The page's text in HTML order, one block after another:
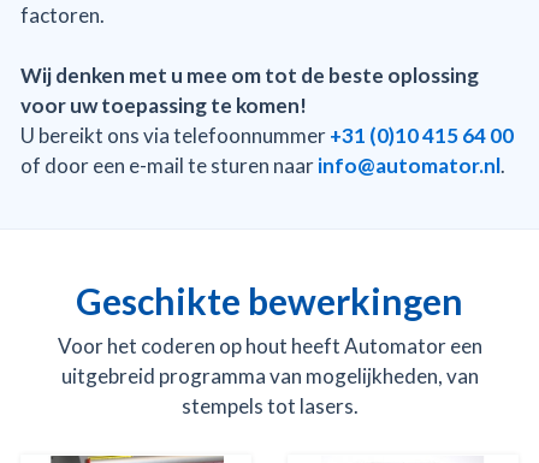
factoren.
Wij denken met u mee om tot de beste oplossing
voor uw toepassing te komen!
U bereikt ons via telefoonnummer+31 (0)10 415 64 00
of door een e-mail te sturen naarinfo@automator.nl.
Geschikte bewerkingen
Voor het coderen op hout heeft Automator een
uitgebreid programma van mogelijkheden, van
stempels tot lasers.